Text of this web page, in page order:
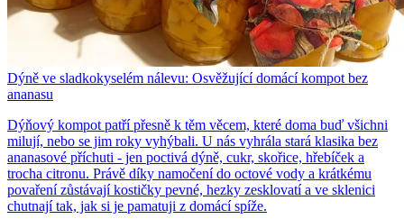
Dýně ve sladkokyselém nálevu: Osvěžující domácí kompot bez
ananasu
Dýňový kompot patří přesně k těm věcem, které doma buď všichni
milují, nebo se jim roky vyhýbali. U nás vyhrála stará klasika bez
ananasové příchuti - jen poctivá dýně, cukr, skořice, hřebíček a
trocha citronu. Právě díky namočení do octové vody a krátkému
povaření zůstávají kostičky pevné, hezky zesklovatí a ve sklenici
chutnají tak, jak si je pamatuji z domácí spíže.